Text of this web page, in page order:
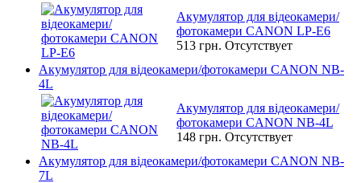
Акумулятор для відеокамери/
фотокамери CANON LP-E6
513 грн. Отсутствует
Акумулятор для відеокамери/фотокамери CANON NB-
4L
Акумулятор для відеокамери/
фотокамери CANON NB-4L
148 грн. Отсутствует
Акумулятор для відеокамери/фотокамери CANON NB-
7L